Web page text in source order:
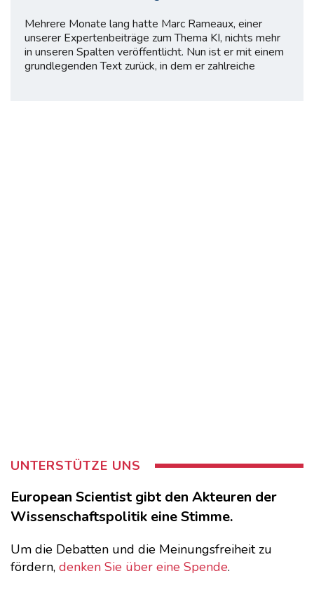
Mehrere Monate lang hatte Marc Rameaux, einer
unserer Expertenbeiträge zum Thema KI, nichts mehr
in unseren Spalten veröffentlicht. Nun ist er mit einem
grundlegenden Text zurück, in dem er zahlreiche
UNTERSTÜTZE UNS
European Scientist gibt den Akteuren der
Wissenschaftspolitik eine Stimme.
Um die Debatten und die Meinungsfreiheit zu
fördern, denken Sie über eine Spende.